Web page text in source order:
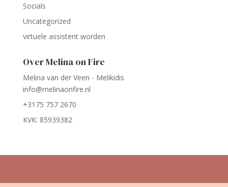
Socials
Uncategorized
virtuele assistent worden
Over Melina on Fire
Melina van der Veen - Melikidis
info@melinaonfire.nl
+3175 757 2670
KVK: 85939382